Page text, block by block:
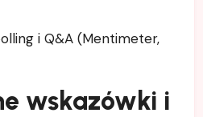
i Q&A (Mentimeter,
wskazówki i